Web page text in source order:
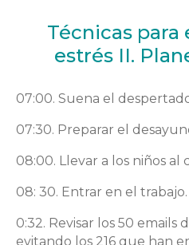
Técnicas
estrés II.
07:00. Suena el
07:30. Preparar el
08:00. Llevar a los niños al
08: 30. Entrar en el trabajo.
0:32. Revisar los 50 emails
evitando los 216 que han